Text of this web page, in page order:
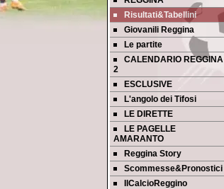
Risultati&Tabellini
Giovanili Reggina
Le partite
CALENDARIO REGGINA
2
ESCLUSIVE
L'angolo dei Tifosi
LE DIRETTE
LE PAGELLE
AMARANTO
Reggina Story
Scommesse&Pronostici
IlCalcioReggino